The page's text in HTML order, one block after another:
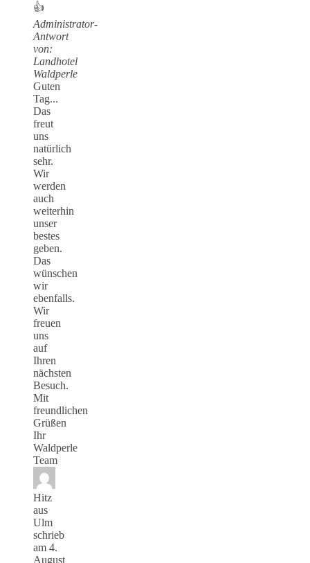
👍
Administrator-
Antwort
von:
Landhotel
Waldperle
Guten
Tag...
Das
freut
uns
natürlich
sehr.
Wir
werden
auch
weiterhin
unser
bestes
geben.
Das
wünschen
wir
ebenfalls.
Wir
freuen
uns
auf
Ihren
nächsten
Besuch.
Mit
freundlichen
Grüßen
Ihr
Waldperle
Team
Hitz
aus
Ulm
schrieb
am 4.
August